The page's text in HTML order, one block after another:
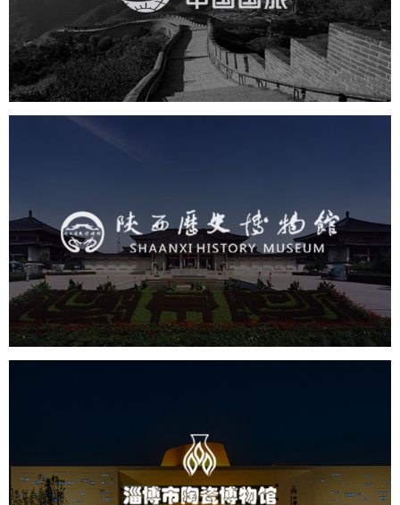
旅游休闲 电商网站 网站建设
文化艺术 博物馆 智慧博物馆
博物馆网站建设
景区网站建设
淄博市陶瓷博物馆